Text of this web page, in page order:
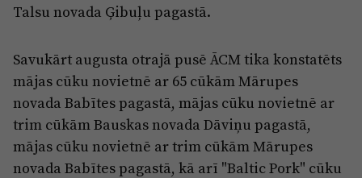
Talsu novada Ģibuļu pagastā.
Savukārt augusta otrajā pusē ĀCM tika konstatēts
mājas cūku novietnē ar 65 cūkām Mārupes
novada Babītes pagastā, mājas cūku novietnē ar
trim cūkām Bauskas novada Dāviņu pagastā,
mājas cūku novietnē ar trim cūkām Mārupes
novada Babītes pagastā, kā arī "Baltic Pork" cūku